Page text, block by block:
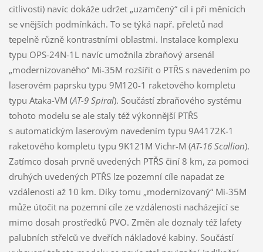
citlivosti) navíc dokáže udržet „uzamčený“ cíl i při měnících
se vnějších podmínkách. To se týká např. přeletů nad
tepelně různě kontrastními oblastmi. Instalace komplexu
typu OPS-24N-1L navíc umožnila zbraňový arsenál
„modernizovaného“ Mi-35M rozšířit o PTŘS s navedením po
laserovém paprsku typu 9M120-1 raketového kompletu
typu Ataka-VM (AT-9 Spiral). Součástí zbraňového systému
tohoto modelu se ale staly též výkonnější PTŘS
s automatickým laserovým navedením typu 9A4172K-1
raketového kompletu typu 9K121M Vichr-M (AT-16 Scallion).
Zatímco dosah prvně uvedených PTŘS činí 8 km, za pomoci
druhých uvedených PTŘS lze pozemní cíle napadat ze
vzdálenosti až 10 km. Díky tomu „modernizovaný“ Mi-35M
může útočit na pozemní cíle ze vzdálenosti nacházející se
mimo dosah prostředků PVO. Změn ale doznaly též lafety
palubních střelců ve dveřích nákladové kabiny. Součástí